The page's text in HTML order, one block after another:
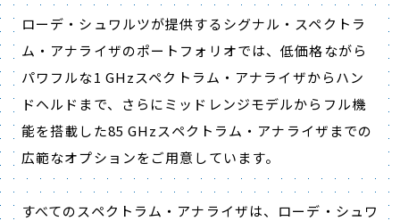
ローデ・シュワルツが提供するシグナル・スペクトラ
ム・アナライザのポートフォリオでは、低価格ながら
パワフルな1 GHzスペクトラム・アナライザからハン
ドヘルドまで、さらにミッドレンジモデルからフル機
能を搭載した85 GHzスペクトラム・アナライザまでの
広範なオプションをご用意しています。
すべてのスペクトラム・アナライザは、ローデ・シュワ